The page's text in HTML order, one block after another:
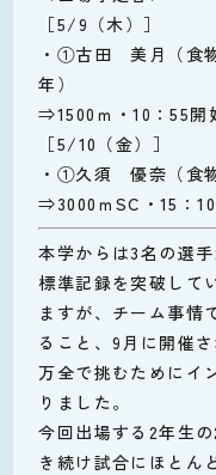
［5/9（木）］
・①古田 美月（食
年）
⇒1500ｍ・10：55開
［5/10（金）］
・①久須 優奈（食物
⇒3000ｍSC・15：
本学からは3名の選
標準記録を突破して
ますが、チーム事情
ること、9月に開催
万全で挑むためにイ
りました。
今回出場する2年生
き続け試合にほとん